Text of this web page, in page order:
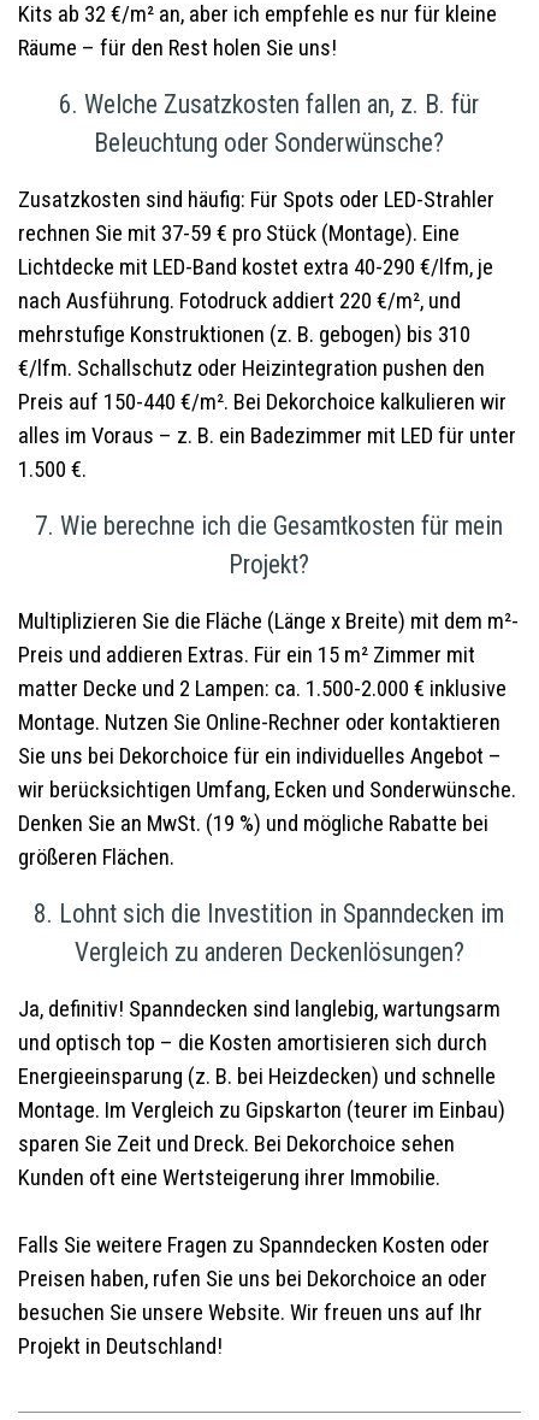
Kits ab 32 €/m² an, aber ich empfehle es nur für kleine
Räume – für den Rest holen Sie uns!
6. Welche Zusatzkosten fallen an, z. B. für
Beleuchtung oder Sonderwünsche?
Zusatzkosten sind häufig: Für Spots oder LED-Strahler
rechnen Sie mit 37-59 € pro Stück (Montage). Eine
Lichtdecke mit LED-Band kostet extra 40-290 €/lfm, je
nach Ausführung. Fotodruck addiert 220 €/m², und
mehrstufige Konstruktionen (z. B. gebogen) bis 310
€/lfm. Schallschutz oder Heizintegration pushen den
Preis auf 150-440 €/m². Bei Dekorchoice kalkulieren wir
alles im Voraus – z. B. ein Badezimmer mit LED für unter
1.500 €.
7. Wie berechne ich die Gesamtkosten für mein
Projekt?
Multiplizieren Sie die Fläche (Länge x Breite) mit dem m²-
Preis und addieren Extras. Für ein 15 m² Zimmer mit
matter Decke und 2 Lampen: ca. 1.500-2.000 € inklusive
Montage. Nutzen Sie Online-Rechner oder kontaktieren
Sie uns bei Dekorchoice für ein individuelles Angebot –
wir berücksichtigen Umfang, Ecken und Sonderwünsche.
Denken Sie an MwSt. (19 %) und mögliche Rabatte bei
größeren Flächen.
8. Lohnt sich die Investition in Spanndecken im
Vergleich zu anderen Deckenlösungen?
Ja, definitiv! Spanndecken sind langlebig, wartungsarm
und optisch top – die Kosten amortisieren sich durch
Energieeinsparung (z. B. bei Heizdecken) und schnelle
Montage. Im Vergleich zu Gipskarton (teurer im Einbau)
sparen Sie Zeit und Dreck. Bei Dekorchoice sehen
Kunden oft eine Wertsteigerung ihrer Immobilie.
Falls Sie weitere Fragen zu Spanndecken Kosten oder
Preisen haben, rufen Sie uns bei Dekorchoice an oder
besuchen Sie unsere Website. Wir freuen uns auf Ihr
Projekt in Deutschland!